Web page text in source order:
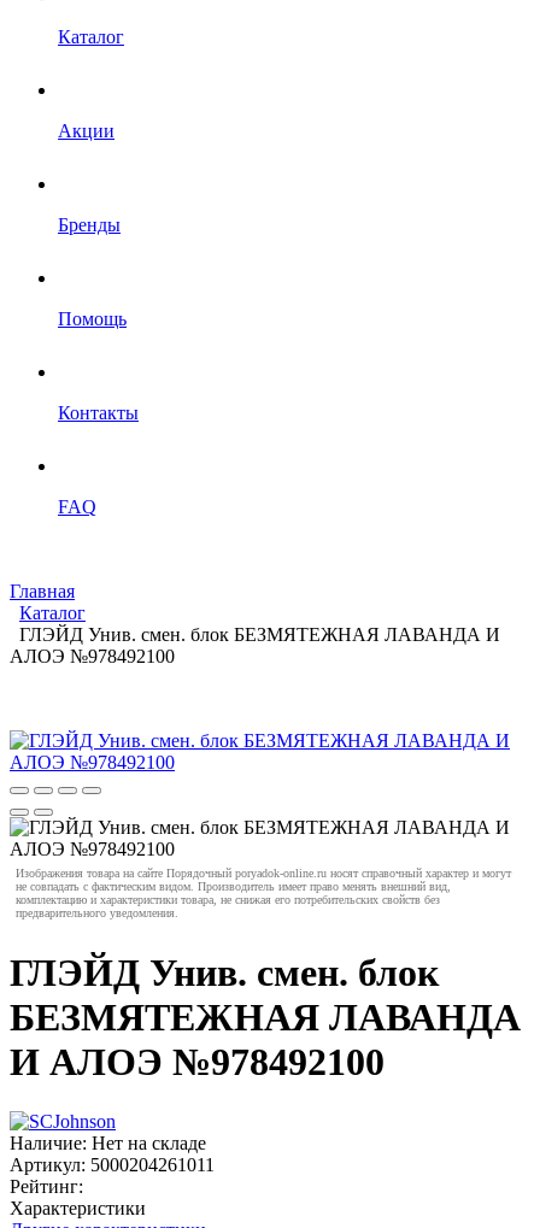
Каталог
Акции
Бренды
Помощь
Контакты
FAQ
Главная
Каталог
ГЛЭЙД Унив. смен. блок БЕЗМЯТЕЖНАЯ ЛАВАНДА И
АЛОЭ №978492100
Изображения товара на сайте Порядочный poryadok-online.ru носят справочный характер и могут
не совпадать с фактическим видом. Производитель имеет право менять внешний вид,
комплектацию и характеристики товара, не снижая его потребительских свойств без
предварительного уведомления.
ГЛЭЙД Унив. смен. блок
БЕЗМЯТЕЖНАЯ ЛАВАНДА
И АЛОЭ №978492100
Наличие: Нет на складе
Артикул: 5000204261011
Рейтинг:
Характеристики